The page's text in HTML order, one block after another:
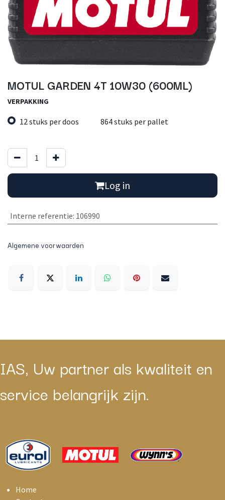
MOTUL GARDEN 4T 10W30 (600ML)
VERPAKKING
12 stuks per doos 864 stuks per pallet
Log in
Interne referentie: 106990
Algemene voorwaarden
IAS, Uw partner als kwaliteit en
service belangrijk zijn.
Home